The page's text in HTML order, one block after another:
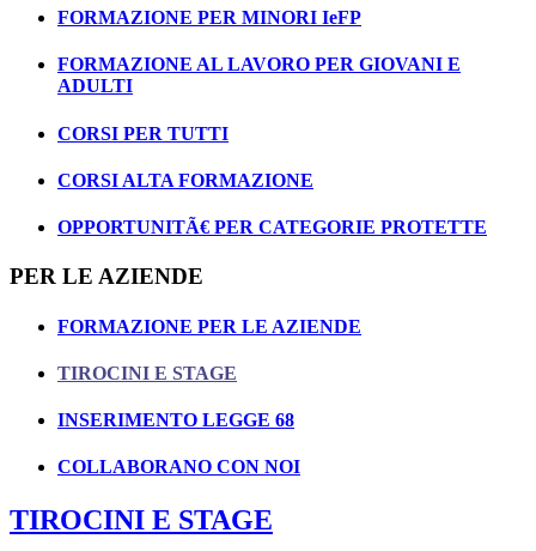
FORMAZIONE PER MINORI IeFP
FORMAZIONE AL LAVORO PER GIOVANI E
ADULTI
CORSI PER TUTTI
CORSI ALTA FORMAZIONE
OPPORTUNITÃ€ PER CATEGORIE PROTETTE
PER LE AZIENDE
FORMAZIONE PER LE AZIENDE
TIROCINI E STAGE
INSERIMENTO LEGGE 68
COLLABORANO CON NOI
TIROCINI E STAGE